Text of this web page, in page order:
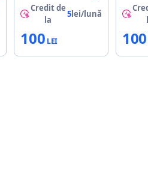
Credit de
la
5lei/lună
100 100